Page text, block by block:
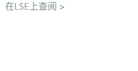
在LSE上查阅 >